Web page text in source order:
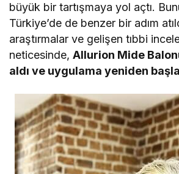
büyük bir tartışmaya yol açtı.
Türkiye’de de benzer bir adım
araştırmalar ve gelişen tıbbi
neticesinde,Allurion Mide
aldı ve uygulama yeniden